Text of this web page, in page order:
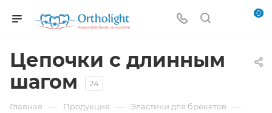
0
Цепочки с длинным
шагом
24
Главная — Продукция — Эластики для брекетов —